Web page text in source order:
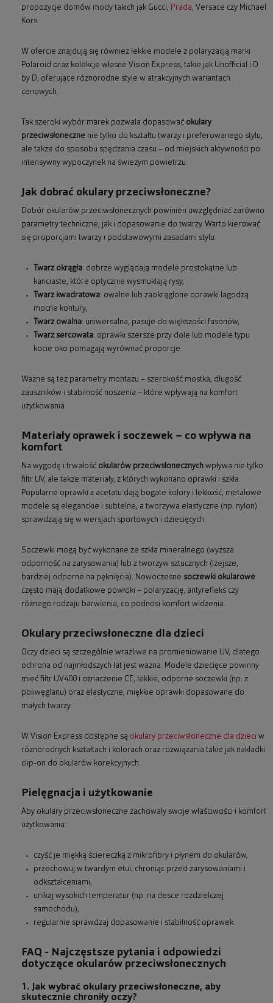
propozycje domów mody takich jak Gucci, Prada, Versace czy Michael
Kors.
W ofercie znajdują się również lekkie modele z polaryzacją marki
Polaroid oraz kolekcje własne Vision Express, takie jak Unofficial i D
by D, oferujące różnorodne style w atrakcyjnych wariantach
cenowych.
Tak szeroki wybór marek pozwala dopasować okulary
przeciwsłoneczne nie tylko do kształtu twarzy i preferowanego stylu,
ale także do sposobu spędzania czasu – od miejskich aktywności po
intensywny wypoczynek na świeżym powietrzu.
Jak dobrać okulary przeciwsłoneczne?
Dobór okularów przeciwsłonecznych powinien uwzględniać zarówno
parametry techniczne, jak i dopasowanie do twarzy. Warto kierować
się proporcjami twarzy i podstawowymi zasadami stylu:
Twarz okrągła: dobrze wyglądają modele prostokątne lub
kanciaste, które optycznie wysmuklają rysy,
Twarz kwadratowa: owalne lub zaokrąglone oprawki łagodzą
mocne kontury,
Twarz owalna: uniwersalna, pasuje do większości fasonów,
Twarz sercowata: oprawki szersze przy dole lub modele typu
kocie oko pomagają wyrównać proporcje.
Ważne są też parametry montażu – szerokość mostka, długość
zauszników i stabilność noszenia – które wpływają na komfort
użytkowania.
Materiały oprawek i soczewek – co wpływa na
komfort
Na wygodę i trwałość okularów przeciwsłonecznych wpływa nie tylko
filtr UV, ale także materiały, z których wykonano oprawki i szkła.
Popularne oprawki z acetatu dają bogate kolory i lekkość, metalowe
modele są eleganckie i subtelne, a tworzywa elastyczne (np. nylon)
sprawdzają się w wersjach sportowych i dziecięcych.
Soczewki mogą być wykonane ze szkła mineralnego (wyższa
odporność na zarysowania) lub z tworzyw sztucznych (lżejsze,
bardziej odporne na pęknięcia). Nowoczesne soczewki okularowe
często mają dodatkowe powłoki – polaryzację, antyrefleks czy
różnego rodzaju barwienia, co podnosi komfort widzenia.
Okulary przeciwsłoneczne dla dzieci
Oczy dzieci są szczególnie wrażliwe na promieniowanie UV, dlatego
ochrona od najmłodszych lat jest ważna. Modele dziecięce powinny
mieć filtr UV400 i oznaczenie CE, lekkie, odporne soczewki (np. z
poliwęglanu) oraz elastyczne, miękkie oprawki dopasowane do
małych twarzy.
W Vision Express dostępne są okulary przeciwsłoneczne dla dzieci w
różnorodnych kształtach i kolorach oraz rozwiązania takie jak nakładki
clip-on do okularów korekcyjnych.
Pielęgnacja i użytkowanie
Aby okulary przeciwsłoneczne zachowały swoje właściwości i komfort
użytkowania:
czyść je miękką ściereczką z mikrofibry i płynem do okularów,
przechowuj w twardym etui, chroniąc przed zarysowaniami i
odkształceniami,
unikaj wysokich temperatur (np. na desce rozdzielczej
samochodu),
regularnie sprawdzaj dopasowanie i stabilność oprawek.
FAQ - Najczęstsze pytania i odpowiedzi
dotyczące okularów przeciwsłonecznych
1. Jak wybrać okulary przeciwsłoneczne, aby
skutecznie chroniły oczy?